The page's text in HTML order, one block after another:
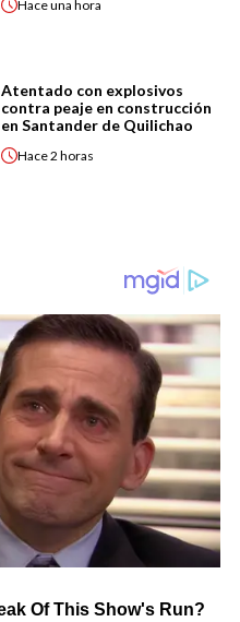
Haceuna hora
Atentado con explosivos
contra peaje en construcción
en Santander de Quilichao
Hace2 horas